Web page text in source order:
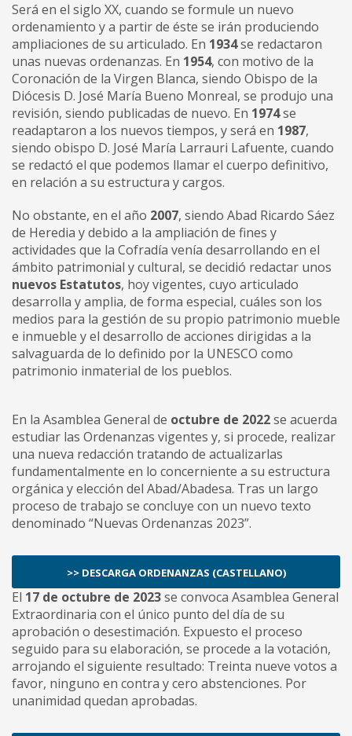
Será en el siglo XX, cuando se formule un nuevo
ordenamiento y a partir de éste se irán produciendo
ampliaciones de su articulado. En 1934se redactaron
unas nuevas ordenanzas. En 1954, con motivo de la
Coronación de la Virgen Blanca, siendo Obispo de la
Diócesis D. José María Bueno Monreal, se produjo una
revisión, siendo publicadas de nuevo. En 1974se
readaptaron a los nuevos tiempos, y será en 1987,
siendo obispo D. José María Larrauri Lafuente, cuando
se redactó el que podemos llamar el cuerpo definitivo,
en relación a su estructura y cargos.
No obstante, en el año 2007, siendo Abad Ricardo Sáez
de Heredia y debido a la ampliación de fines y
actividades que la Cofradía venía desarrollando en el
ámbito patrimonial y cultural, se decidió redactar unos
nuevos Estatutos, hoy vigentes, cuyo articulado
desarrolla y amplia, de forma especial, cuáles son los
medios para la gestión de su propio patrimonio mueble
e inmueble y el desarrollo de acciones dirigidas a la
salvaguarda de lo definido por la UNESCO como
patrimonio inmaterial de los pueblos.
En la Asamblea General de octubre de 2022se acuerda
estudiar las Ordenanzas vigentes y, si procede, realizar
una nueva redacción tratando de actualizarlas
fundamentalmente en lo concerniente a su estructura
orgánica y elección del Abad/Abadesa. Tras un largo
proceso de trabajo se concluye con un nuevo texto
denominado “Nuevas Ordenanzas 2023”.
>> DESCARGA ORDENANZAS (CASTELLANO)
El 17 de octubre de 2023se convoca Asamblea General
Extraordinaria con el único punto del día de su
aprobación o desestimación. Expuesto el proceso
seguido para su elaboración, se procede a la votación,
arrojando el siguiente resultado: Treinta nueve votos a
favor, ninguno en contra y cero abstenciones. Por
unanimidad quedan aprobadas.